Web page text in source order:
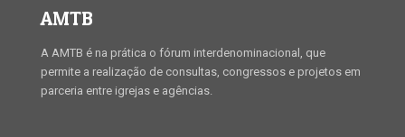
AMTB
A AMTB é na prática o fórum interdenominacional, que
permite a realização de consultas, congressos e projetos em
parceria entre igrejas e agências.